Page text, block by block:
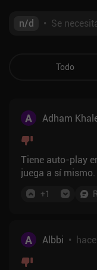
n/d • Se
Todo
A Adham
Tiene auto-play
juega a sí mismo.
+1
A Albbi •